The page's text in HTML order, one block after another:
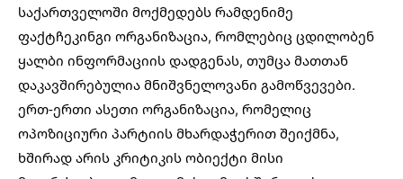
საქართველოში მოქმედებს რამდენიმე
ფაქტჩეკინგი ორგანიზაცია, რომლებიც ცდილობენ
ყალბი ინფორმაციის დადგენას, თუმცა მათთან
დაკავშირებულია მნიშვნელოვანი გამოწვევები.
ერთ-ერთი ასეთი ორგანიზაცია, რომელიც
ოპოზიციური პარტიის მხარდაჭერით შეიქმნა,
ხშირად არის კრიტიკის ობიექტი მისი